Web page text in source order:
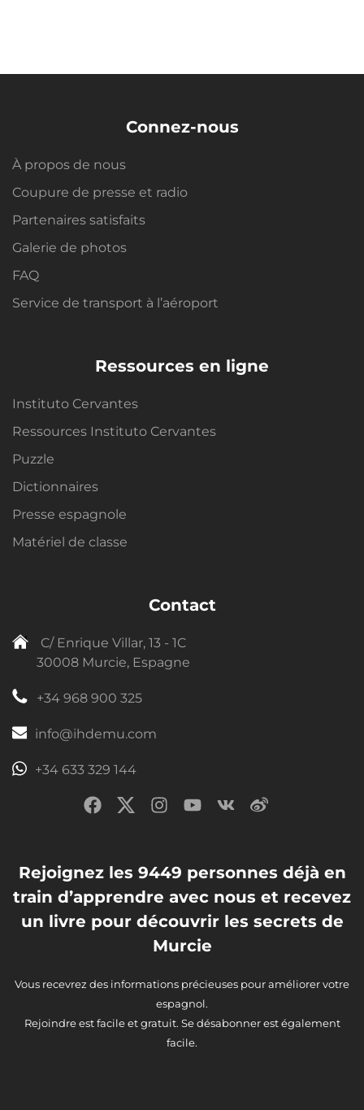
Connez-nous
À propos de nous
Coupure de presse et radio
Partenaires satisfaits
Galerie de photos
FAQ
Service de transport à l’aéroport
Ressources en ligne
Instituto Cervantes
Ressources Instituto Cervantes
Puzzle
Dictionnaires
Presse espagnole
Matériel de classe
Contact
C/ Enrique Villar, 13 - 1C
30008 Murcie, Espagne
+34 968 900 325
info@ihdemu.com
+34 633 329 144
Rejoignez les 9449 personnes déjà en
train d’apprendre avec nous et recevez
un livre pour découvrir les secrets de
Murcie
Vous recevrez des informations précieuses pour améliorer votre
espagnol.
Rejoindre est facile et gratuit. Se désabonner est également
facile.